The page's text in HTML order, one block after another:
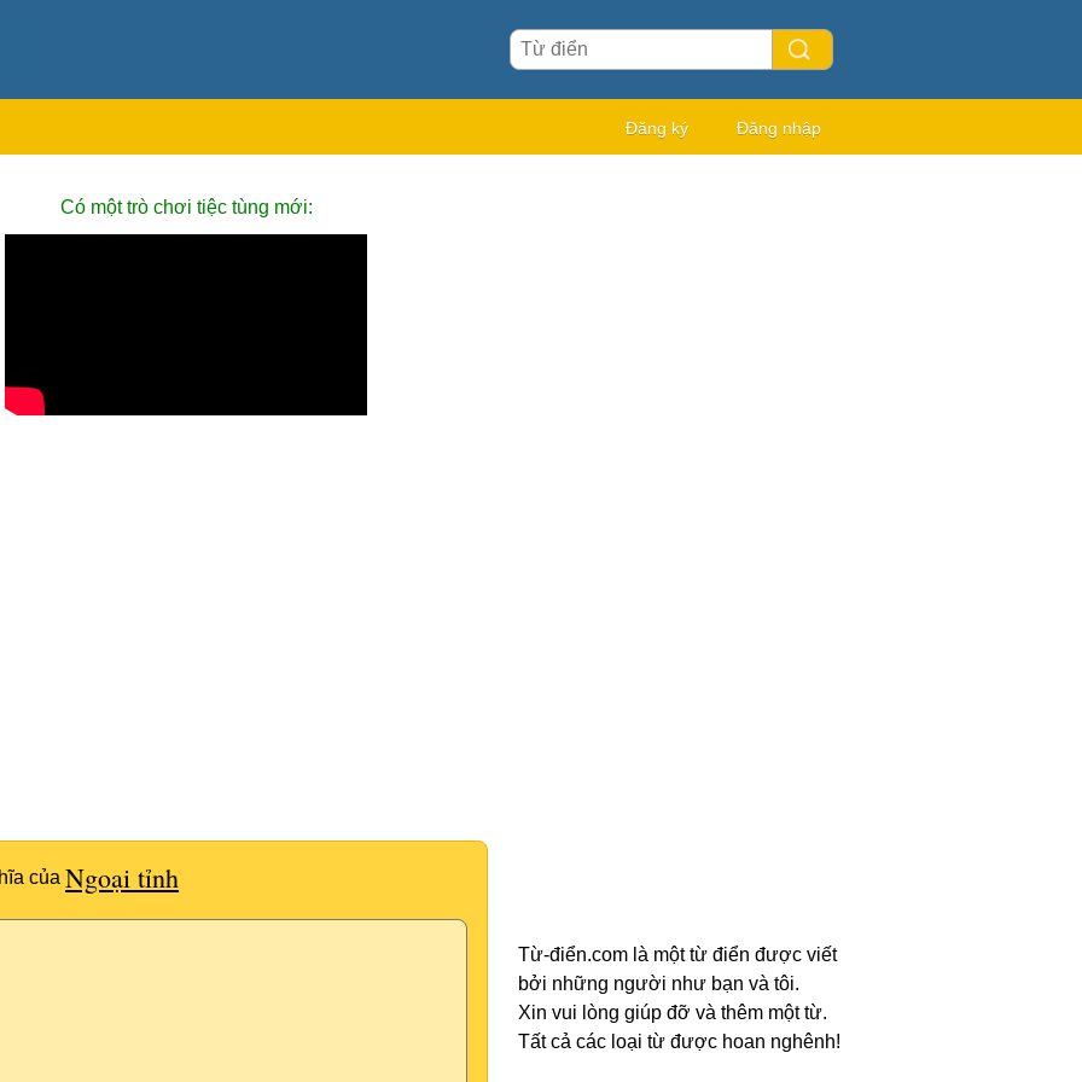
Đăng ký Đăng nhập
Có một trò chơi tiệc tùng mới:
của Ngoại tỉnh
Từ-điển.com là một từ điển được viết
bởi những người như bạn và tôi.
Xin vui lòng giúp đỡ và thêm một từ.
Tất cả các loại từ được hoan nghênh!